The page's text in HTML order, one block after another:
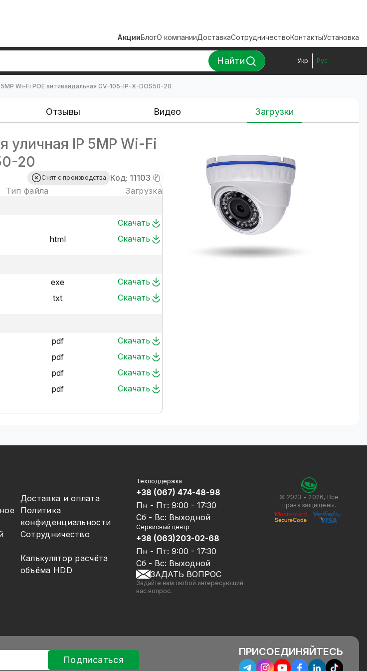
АкцииБлогО компанииДоставкаСотрудничествоКонтактыУстановка
Найти Укр Рус
Wi-Fi POE антивандальная GV-105-IP-X-DOS50-20
Отзывы Видео Загрузки
IP 5MP Wi-Fi
20
Снят с производства
Код: 11103
Тип файла
Загрузка
Скачать
html Скачать
exe
Скачать
txt Скачать
pdf
Скачать
pdf
Скачать
pdf
Скачать
pdf Скачать
Доставка и оплата
Политика
конфиденциальности
Сотрудничество
Калькулятор расчёта
объёма HDD
Техподдержка
+38 (067) 474-48-98
Пн - Пт: 9:00 - 17:30
Сб - Вс: Выходной
Сервисный центр
+38 (063)203-02-68
Пн - Пт: 9:00 - 17:30
Сб - Вс: Выходной
ЗАДАТЬ ВОПРОС
Задайте нам любой интересующий
вас вопрос.
© 2023 - 2026, Все
права защищены.
Подписаться
ПРИСОЕДИНЯЙТЕСЬ